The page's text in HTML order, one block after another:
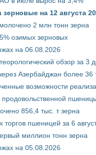
на 12 августа
2 млн тонн зерна
озимых зерновых
на 06.08.2026
обзор за 3
Азербайджан более 36
возможности
продовольственной
856,4 тыс. т зерна
торгов пшеницей за 6
миллион тонн зерна
на 05.08.2026